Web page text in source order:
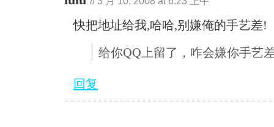
快把地址给我,哈哈,别嫌俺的手艺差!
给你QQ上留了，咋会嫌你手艺
回复